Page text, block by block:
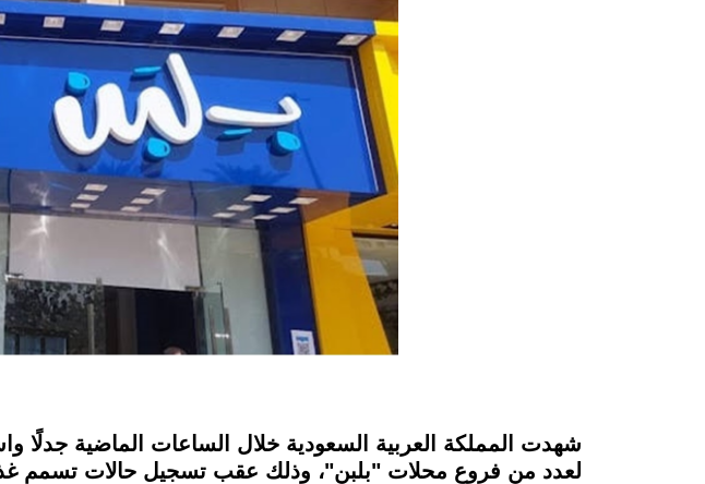
instagramشهدت المملكة العربية السعودية خلال الساعات الماضية جدلًا
لعدد من فروع محلات "بلبن"، وذلك عقب تسجيل حالات تسمم